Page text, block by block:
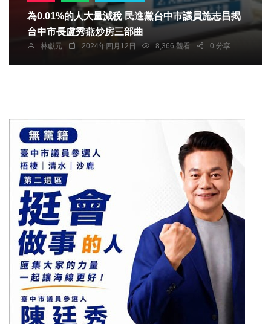
為0.01%的人大量減稅 民進黨台中市議員施志昌揭
台中市長盧秀燕炒房三部曲
林獻元 2024年四月12日 8,366 觀看 0 分享